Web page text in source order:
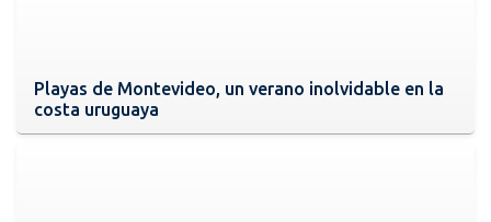
Playas de Montevideo, un verano inolvidable en la
costa uruguaya